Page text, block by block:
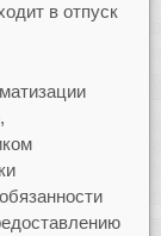
в отпуск